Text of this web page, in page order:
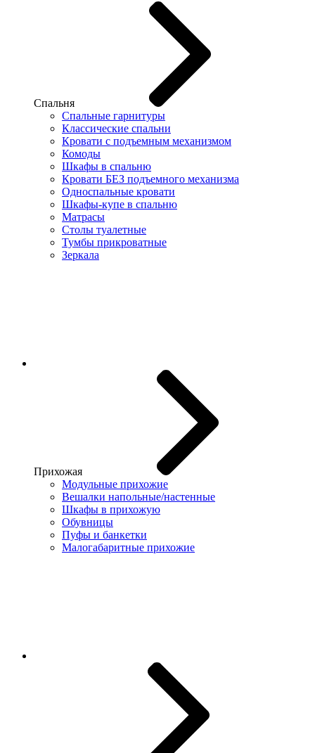
Спальня
Спальные гарнитуры
Классические спальни
Кровати с подъемным механизмом
Комоды
Шкафы в спальню
Кровати БЕЗ подъемного механизма
Односпальные кровати
Шкафы-купе в спальню
Матрасы
Столы туалетные
Тумбы прикроватные
Зеркала
Прихожая
Модульные прихожие
Вешалки напольные/настенные
Шкафы в прихожую
Обувницы
Пуфы и банкетки
Малогабаритные прихожие